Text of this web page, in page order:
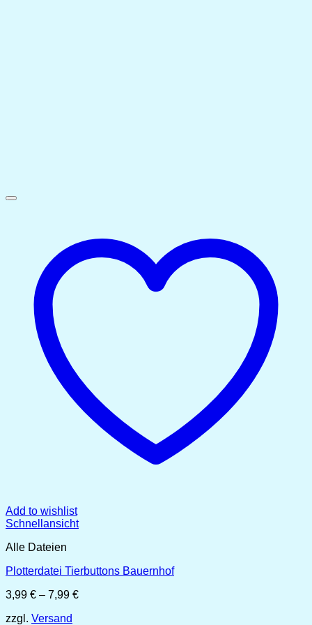
Add to wishlist
Schnellansicht
Alle Dateien
Plotterdatei Tierbuttons Bauernhof
3,99 € – 7,99 €Preisspanne:
zzgl. Versand